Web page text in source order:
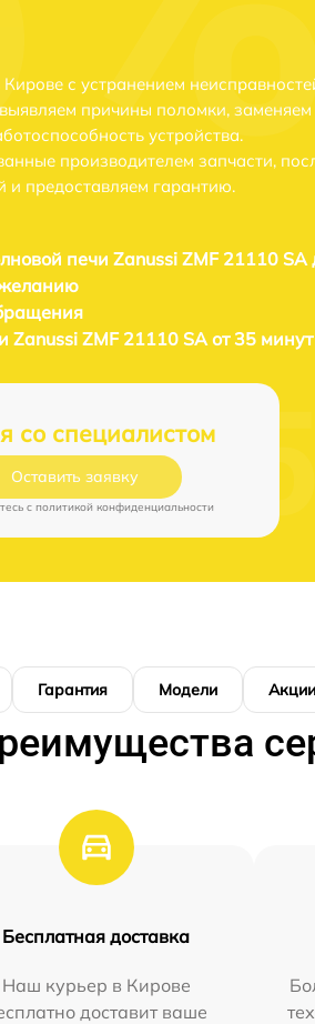
с устранением
причины поломки, заменяем
устройства.
производителем запчасти,
и предоставляем гарантию.
печи Zanussi ZMF 21110 SA
Zanussi ZMF 21110 SA от 35 минут
со специалистом
Оставить заявку
c политикой конфиденциальности
Гарантия Модели Акции
Бесплатная доставка
Наш курьер в Кирове
доставит ваше